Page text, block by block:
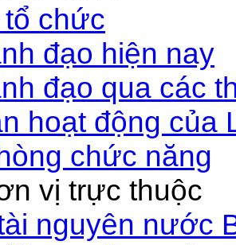
chức
đạo hiện nay
đạo qua các
hoạt động của
chức năng
vị trực thuộc
nguyên nước